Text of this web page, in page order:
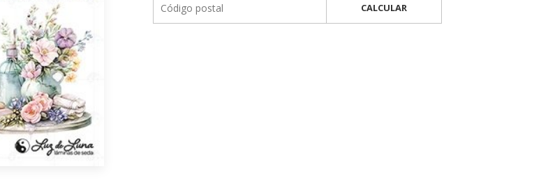
CALCULAR